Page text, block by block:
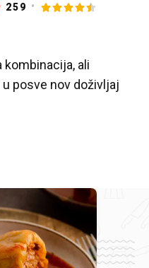
259
kombinacija, ali
posve nov doživljaj